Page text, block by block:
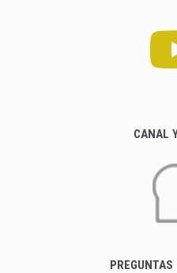
CANAL
PREGUNTAS